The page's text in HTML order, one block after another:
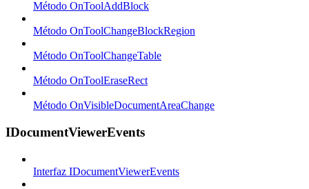
Método OnToolAddBlock
Método OnToolChangeBlockRegion
Método OnToolChangeTable
Método OnToolEraseRect
Método OnVisibleDocumentAreaChange
IDocumentViewerEvents
Interfaz IDocumentViewerEvents